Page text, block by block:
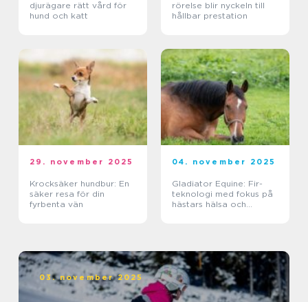
djurägare rätt vård för
hund och katt
rörelse blir nyckeln till
hållbar prestation
29. november 2025
Krocksäker hundbur: En
säker resa för din
fyrbenta vän
04. november 2025
Gladiator Equine: Fir-
teknologi med fokus på
hästars hälsa och
03. november 2025